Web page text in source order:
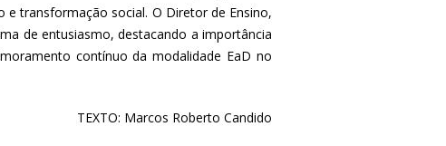
transformação social. O Diretor de Ensino,
de entusiasmo, destacando a importância
contínuo da modalidade EaD no
TEXTO: Marcos Roberto Candido